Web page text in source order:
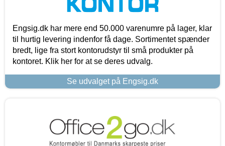
Engsig.dk har mere end 50.000 varenumre på lager, klar
til hurtig levering indenfor få dage. Sortimentet spænder
bredt, lige fra stort kontorudstyr til små produkter på
kontoret. Klik her for at se deres udvalg.
Se udvalget på Engsig.dk